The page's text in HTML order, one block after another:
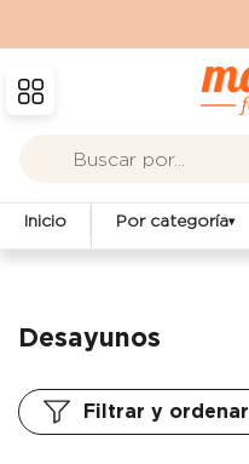
Abrir menú
Inicio Por categoría▾
Desayunos
Filtrar y ordenar